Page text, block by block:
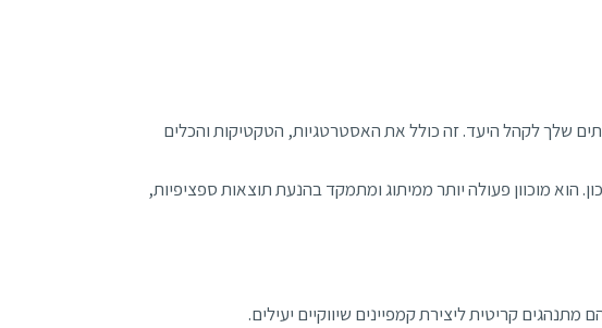
שלך לקהל היעד. זה כולל את האסטרטגיות, הטקטיקות והכלים
הוא מוכוון פעולה יותר ממיתוג ומתמקד בהנעת תוצאות ספציפיות,
קריטית ליצירת קמפיינים שיווקיים יעילים.